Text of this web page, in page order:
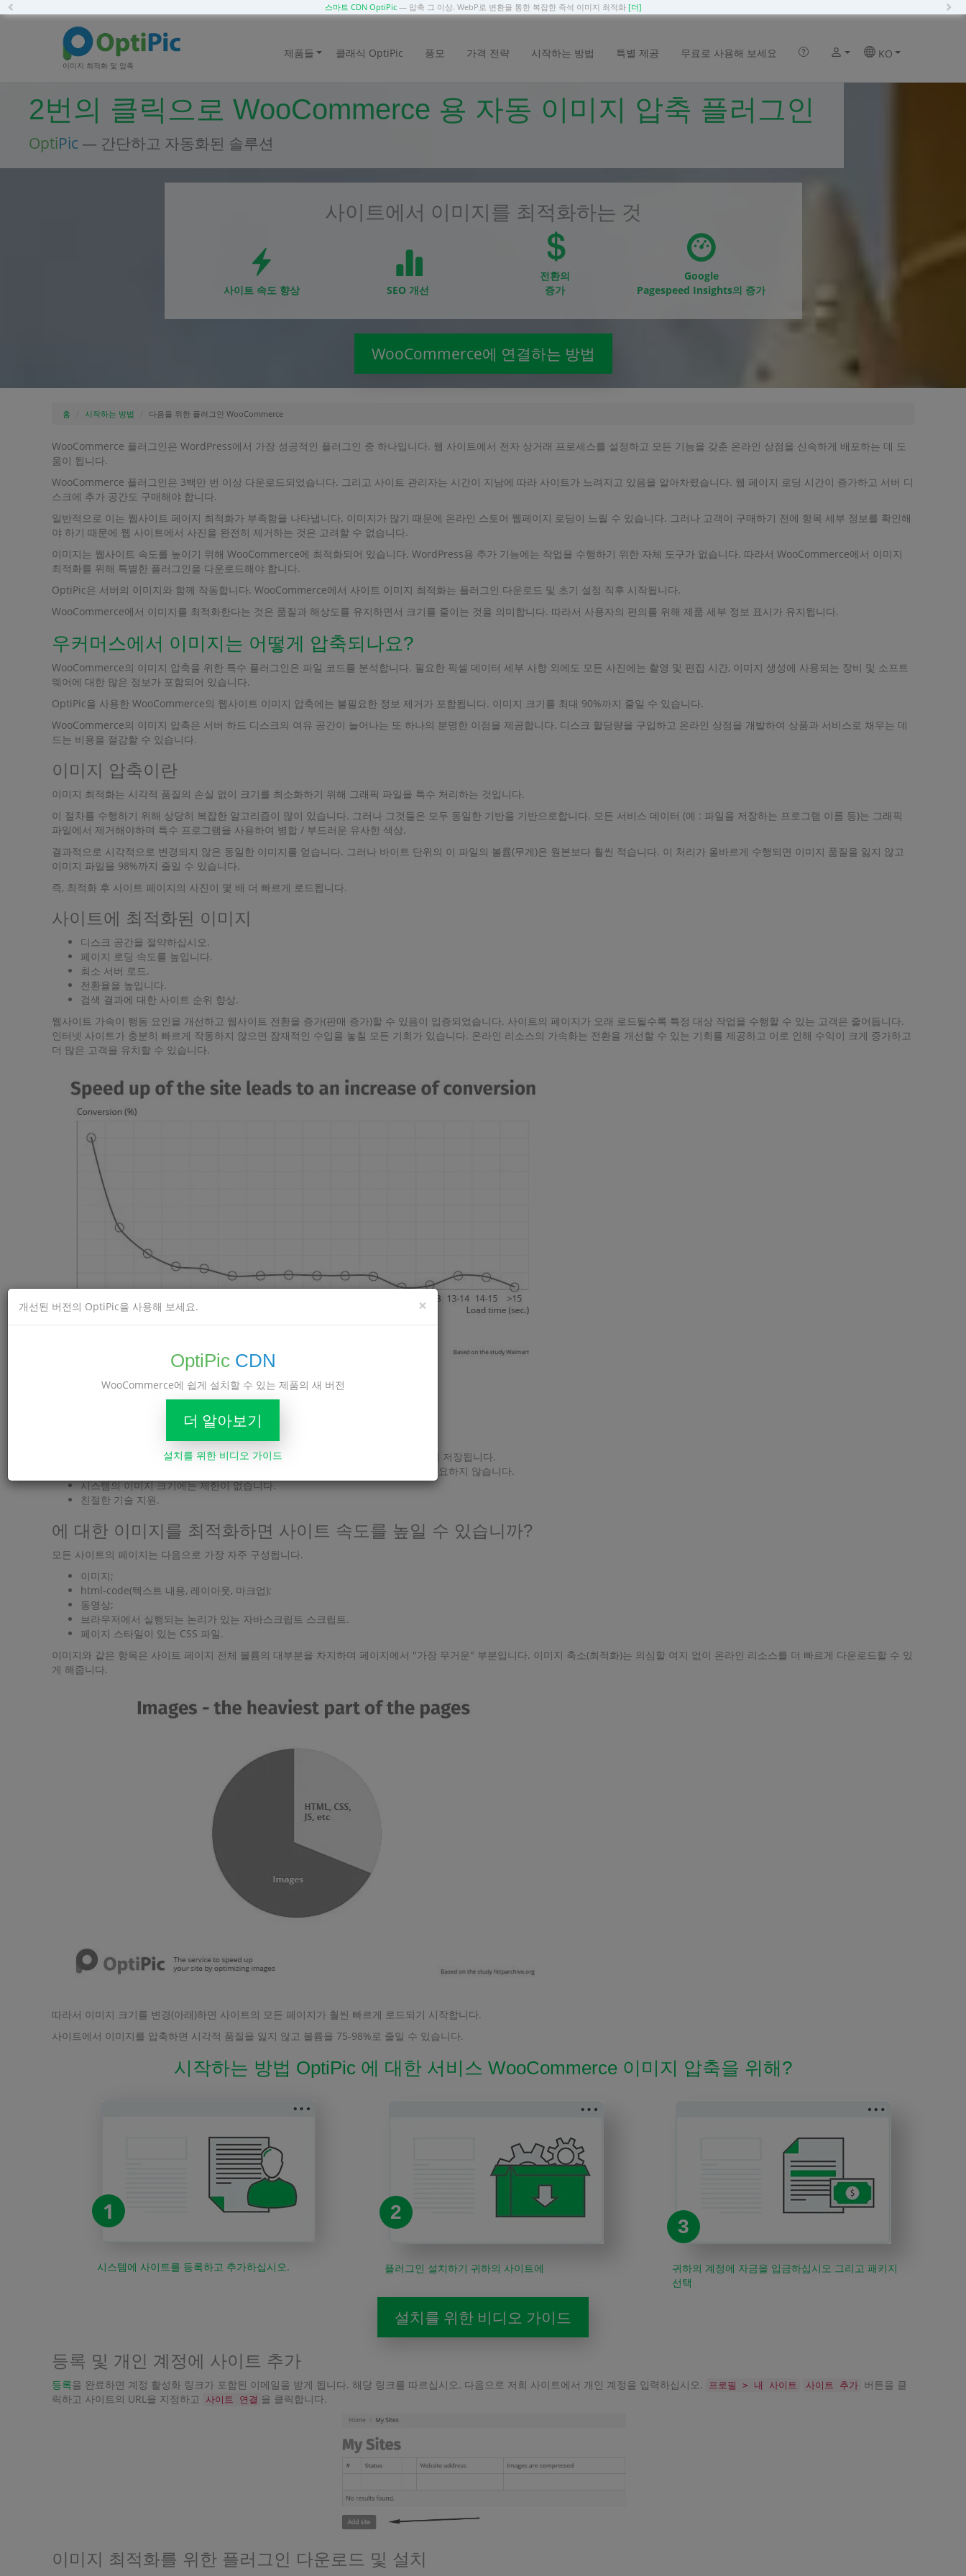
스마트 CDN OptiPic— 압축 그 이상. WebP로 변환을 통한 복잡한 즉석 이미지 최적화 [더]
이미지 최적화 및 압축
제품들 클래식 OptiPic 풍모 가격 전략 시작하는 방법 특별 제공 무료로 사용해 보세요 KO
2번의 클릭으로 WooCommerce 용 자동 이미지 압축 플러그인
OptiPic — 간단하고 자동화된 솔루션
사이트에서 이미지를 최적화하는 것
사이트 속도 향상 SEO 개선
전환의
증가
Google
Pagespeed Insights의 증가
WooCommerce에 연결하는 방법
홈 시작하는 방법 다음을 위한 플러그인 WooCommerce
WooCommerce 플러그인은 WordPress에서 가장 성공적인 플러그인 중 하나입니다. 웹 사이트에서 전자 상거래 프로세스를 설정하고 모든 기능을 갖춘 온라인 상점을 신속하게 배포하는 데 도
움이 됩니다.
WooCommerce 플러그인은 3백만 번 이상 다운로드되었습니다. 그리고 사이트 관리자는 시간이 지남에 따라 사이트가 느려지고 있음을 알아차렸습니다. 웹 페이지 로딩 시간이 증가하고 서버 디
스크에 추가 공간도 구매해야 합니다.
일반적으로 이는 웹사이트 페이지 최적화가 부족함을 나타냅니다. 이미지가 많기 때문에 온라인 스토어 웹페이지 로딩이 느릴 수 있습니다. 그러나 고객이 구매하기 전에 항목 세부 정보를 확인해
야 하기 때문에 웹 사이트에서 사진을 완전히 제거하는 것은 고려할 수 없습니다.
이미지는 웹사이트 속도를 높이기 위해 WooCommerce에 최적화되어 있습니다. WordPress용 추가 기능에는 작업을 수행하기 위한 자체 도구가 없습니다. 따라서 WooCommerce에서 이미지
최적화를 위해 특별한 플러그인을 다운로드해야 합니다.
OptiPic은 서버의 이미지와 함께 작동합니다. WooCommerce에서 사이트 이미지 최적화는 플러그인 다운로드 및 초기 설정 직후 시작됩니다.
WooCommerce에서 이미지를 최적화한다는 것은 품질과 해상도를 유지하면서 크기를 줄이는 것을 의미합니다. 따라서 사용자의 편의를 위해 제품 세부 정보 표시가 유지됩니다.
우커머스에서 이미지는 어떻게 압축되나요?
WooCommerce의 이미지 압축을 위한 특수 플러그인은 파일 코드를 분석합니다. 필요한 픽셀 데이터 세부 사항 외에도 모든 사진에는 촬영 및 편집 시간, 이미지 생성에 사용되는 장비 및 소프트
웨어에 대한 많은 정보가 포함되어 있습니다.
OptiPic을 사용한 WooCommerce의 웹사이트 이미지 압축에는 불필요한 정보 제거가 포함됩니다. 이미지 크기를 최대 90%까지 줄일 수 있습니다.
WooCommerce의 이미지 압축은 서버 하드 디스크의 여유 공간이 늘어나는 또 하나의 분명한 이점을 제공합니다. 디스크 할당량을 구입하고 온라인 상점을 개발하여 상품과 서비스로 채우는 데
드는 비용을 절감할 수 있습니다.
이미지 압축이란
이미지 최적화는 시각적 품질의 손실 없이 크기를 최소화하기 위해 그래픽 파일을 특수 처리하는 것입니다.
이 절차를 수행하기 위해 상당히 복잡한 알고리즘이 많이 있습니다. 그러나 그것들은 모두 동일한 기반을 기반으로합니다. 모든 서비스 데이터 (예 : 파일을 저장하는 프로그램 이름 등)는 그래픽
파일에서 제거해야하며 특수 프로그램을 사용하여 병합 / 부드러운 유사한 색상.
결과적으로 시각적으로 변경되지 않은 동일한 이미지를 얻습니다. 그러나 바이트 단위의 이 파일의 볼륨(무게)은 원본보다 훨씬 적습니다. 이 처리가 올바르게 수행되면 이미지 품질을 잃지 않고
이미지 파일을 98%까지 줄일 수 있습니다.
즉, 최적화 후 사이트 페이지의 사진이 몇 배 더 빠르게 로드됩니다.
사이트에 최적화된 이미지
디스크 공간을 절약하십시오.
페이지 로딩 속도를 높입니다.
최소 서버 로드.
전환율을 높입니다.
검색 결과에 대한 사이트 순위 향상.
웹사이트 가속이 행동 요인을 개선하고 웹사이트 전환을 증가(판매 증가)할 수 있음이 입증되었습니다. 사이트의 페이지가 오래 로드될수록 특정 대상 작업을 수행할 수 있는 고객은 줄어듭니다.
인터넷 사이트가 충분히 빠르게 작동하지 않으면 잠재적인 수입을 놓칠 모든 기회가 있습니다. 온라인 리소스의 가속화는 전환을 개선할 수 있는 기회를 제공하고 이로 인해 수익이 크게 증가하고
더 많은 고객을 유치할 수 있습니다.
OptiPic 혜택
압축된 이미지의 인터넷 주소(URL)는 변경되지 않으며 계속해서 귀하의 사이트에 저장됩니다.
서비스를 연결하고 사용하기 위해 프로그래밍이나 관리에 대한 특별한 기술이 필요하지 않습니다.
시스템의 이미지 크기에는 제한이 없습니다.
친절한 기술 지원.
에 대한 이미지를 최적화하면 사이트 속도를 높일 수 있습니까?
모든 사이트의 페이지는 다음으로 가장 자주 구성됩니다.
이미지;
html-code(텍스트 내용, 레이아웃, 마크업);
동영상;
브라우저에서 실행되는 논리가 있는 자바스크립트 스크립트.
페이지 스타일이 있는 CSS 파일.
이미지와 같은 항목은 사이트 페이지 전체 볼륨의 대부분을 차지하며 페이지에서 "가장 무거운" 부분입니다. 이미지 축소(최적화)는 의심할 여지 없이 온라인 리소스를 더 빠르게 다운로드할 수 있
게 해줍니다.
따라서 이미지 크기를 변경(아래)하면 사이트의 모든 페이지가 훨씬 빠르게 로드되기 시작합니다.
사이트에서 이미지를 압축하면 시각적 품질을 잃지 않고 볼륨을 75-98%로 줄일 수 있습니다.
시작하는 방법 OptiPic 에 대한 서비스 WooCommerce 이미지 압축을 위해?
1
시스템에 사이트를 등록하고 추가하십시오.
2
플러그인 설치하기 귀하의 사이트에
3
귀하의 계정에 자금을 입금하십시오 그리고 패키지
선택
설치를 위한 비디오 가이드
등록 및 개인 계정에 사이트 추가
등록을 완료하면 계정 활성화 링크가 포함된 이메일을 받게 됩니다. 해당 링크를 따르십시오. 다음으로 저희 사이트에서 개인 계정을 입력하십시오. 프로필 > 내 사이트 사이트 추가 버튼을 클
릭하고 사이트의 URL을 지정하고
사이트 연결 을 클릭합니다.
이미지 최적화를 위한 플러그인 다운로드 및 설치
×
개선된 버전의 OptiPic을 사용해 보세요.
OptiPic CDN
WooCommerce에 쉽게 설치할 수 있는 제품의 새 버전
더 알아보기
설치를 위한 비디오 가이드